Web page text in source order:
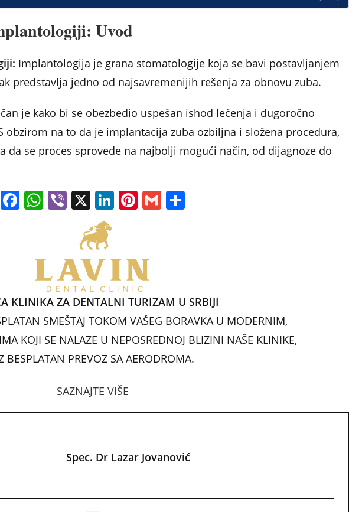
e
Uvod
Implantologija je grana stomatologije koja se bavi postavljanjem
predstavlja jedno od najsavremenijih rešenja za obnovu zuba.
je kako bi se obezbedio uspešan ishod lečenja i dugoročno
obzirom na to da je implantacija zuba ozbiljna i složena procedura,
da se proces sprovede na najbolji mogući način, od dijagnoze do
F
o
o
k
W
A
p
p
Vi
er
X Li
e
dI
n
Pi
e
st
G
KLINIKA ZA DENTALNI TURIZAM U SRBIJI
SMEŠTAJ TOKOM VAŠEG BORAVKA U MODERNIM,
KOJI SE NALAZE U NEPOSREDNOJ BLIZINI NAŠE KLINIKE,
BESPLATAN PREVOZ SA AERODROMA.
SAZNAJTE VIŠE
Spec. Dr Lazar Jovanović